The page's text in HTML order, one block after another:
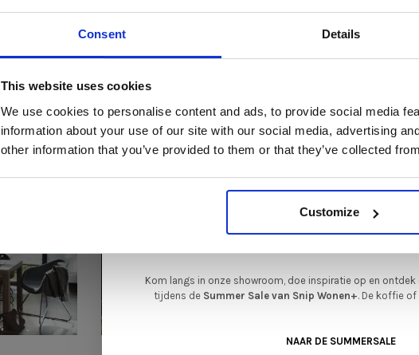
Consent Details
This website uses cookies
We use cookies to personalise content and ads, to provide social media
information about your use of our site with our social media, advertising
other information that you’ve provided to them or that they’ve collected
Customize
De Summer Sale bij Snip
In onze showroom vind je een uitgebreide selectie
gerenommeerde Nederlandse en Europese merken. Onder
van
Sculptures Jeux
gelegenheid om jouw favoriete designmeubel geheel
met de kwaliteit, het comfort en de uitstraling die je
Kom langs in onze showroom, doe inspiratie op en
tijdens de Summer Sale van Snip Wonen+. De koffie
NAAR DE SUMMERSALE